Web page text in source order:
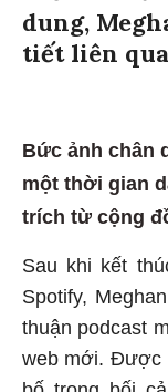
dung,
tiết liên
Bức ảnh chân
một thời gian
trích từ cộng
Sau khi kết
Spotify,
thuận podcast
web mới. Được
bố trong bối